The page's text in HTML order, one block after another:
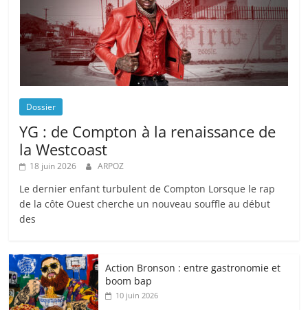
Dossier
YG : de Compton à la renaissance de
la Westcoast
18 juin 2026 ARPOZ
Le dernier enfant turbulent de Compton Lorsque le rap
de la côte Ouest cherche un nouveau souffle au début
des
Action Bronson : entre gastronomie et
boom bap
10 juin 2026